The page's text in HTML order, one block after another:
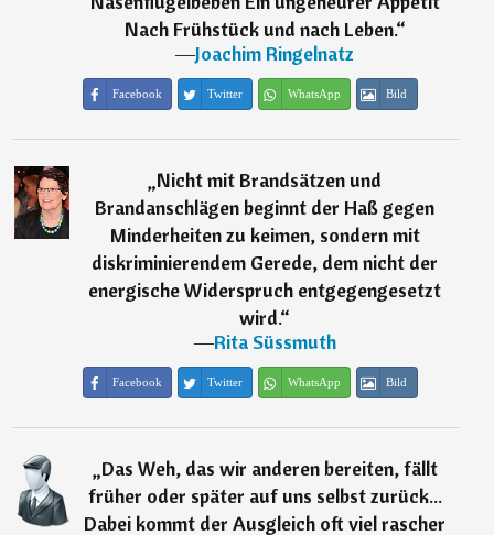
Nach Frühstück und nach Leben.“
―Joachim Ringelnatz
Facebook Twitter WhatsApp Bild
„Nicht mit Brandsätzen und
Brandanschlägen beginnt der Haß gegen
Minderheiten zu keimen, sondern mit
diskriminierendem Gerede, dem nicht der
energische Widerspruch entgegengesetzt
wird.“
―Rita Süssmuth
Facebook Twitter WhatsApp Bild
„Das Weh, das wir anderen bereiten, fällt
früher oder später auf uns selbst zurück...
Dabei kommt der Ausgleich oft viel rascher